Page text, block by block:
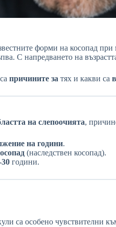
форми на косопад
С напредването на
причините за тях и какви са
на слепоочията,
на години.
(наследствен косопад).
30 години.
са особено чувствителни